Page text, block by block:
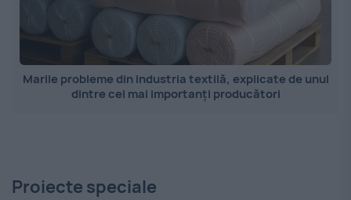
Marile probleme din industria textilă, explicate de unul
dintre cei mai importanți producători
Proiecte speciale